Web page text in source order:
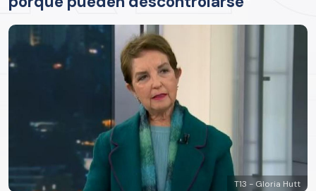
T13 - Gloria Hutt